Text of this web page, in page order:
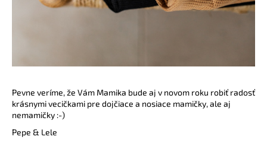
Pevne veríme, že Vám Mamika bude aj v novom roku robiť radosť
krásnymi vecičkami pre dojčiace a nosiace mamičky, ale aj
nemamičky :-)
Pepe & Lele